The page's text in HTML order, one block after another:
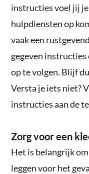
instructies voel jij
hulpdiensten op
vaak een
gegeven instructies
op te volgen. Blijf
Versta je iets niet?
instructies aan de
Zorg voor een
Het is belangrijk
leggen voor het